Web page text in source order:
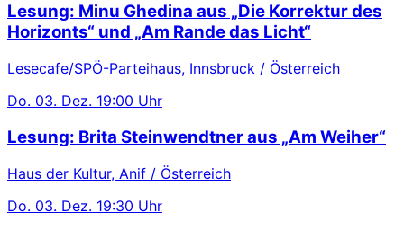
Lesung: Minu Ghedina aus „Die Korrektur des
Horizonts“ und „Am Rande das Licht“
Lesecafe/SPÖ-Parteihaus, Innsbruck / Österreich
Do. 03. Dez. 19:00 Uhr
Lesung: Brita Steinwendtner aus „Am Weiher“
Haus der Kultur, Anif / Österreich
Do. 03. Dez. 19:30 Uhr